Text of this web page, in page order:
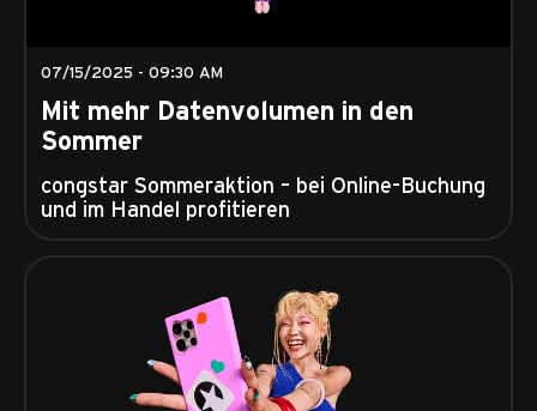
07/15/2025 - 09:30 AM
Mit mehr Datenvolumen in den
Sommer
congstar Sommeraktion – bei Online-Buchung
und im Handel profitieren